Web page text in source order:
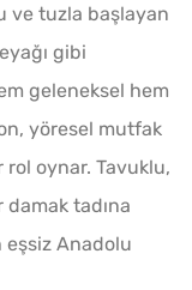
ve tuzla başlayan
gibi
geleneksel hem
yöresel mutfak
oynar. Tavuklu,
tadına
Anadolu